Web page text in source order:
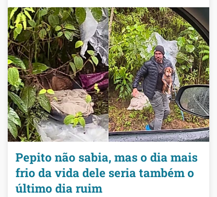
Pepito não sabia, mas o dia mais
frio da vida dele seria também o
último dia ruim